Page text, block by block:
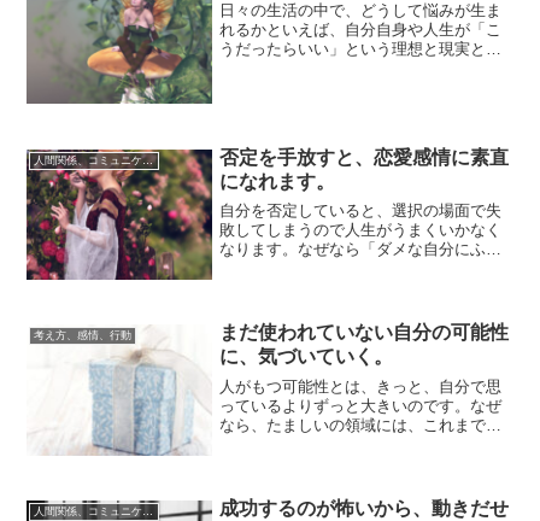
日々の生活の中で、どうして悩みが生ま
れるかといえば、自分自身や人生が「こ
うだったらいい」という理想と現実との
人間関係、コミュニケーション
否定を手放すと、恋愛感情に素直
になれます。
自分を否定していると、選択の場面で失
敗してしまうので人生がうまくいかなく
なります。なぜなら「ダメな自分にふさ
考え方、感情、行動
まだ使われていない自分の可能性
に、気づいていく。
人がもつ可能性とは、きっと、自分で思
っているよりずっと大きいのです。なぜ
なら、たましいの領域には、これまでの
人間関係、コミュニケーション
成功するのが怖いから、動きだせ